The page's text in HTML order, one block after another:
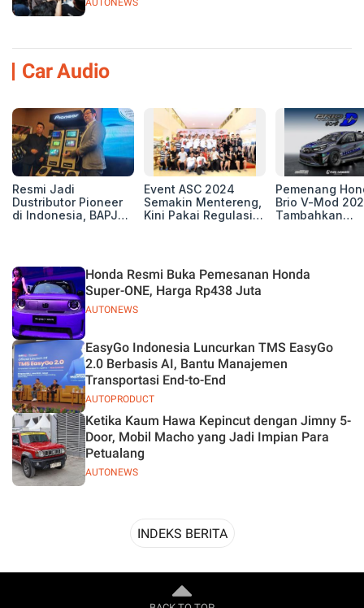
AUTONEWS
Car Audio
Resmi Jadi
Dustributor Pioneer
di Indonesia, BAPJ
Event ASC 2024
Semakin Mentereng,
Kini Pakai Regulasi
Pemenang
Brio V-Mod
Tambahkan
AUTONEWS
Honda Resmi Buka Pemesanan Honda
Super-ONE, Harga Rp438 Juta
AUTOPRODUCT
EasyGo Indonesia Luncurkan TMS EasyGo
2.0 Berbasis AI, Bantu Manajemen
Transportasi End-to-End
AUTONEWS
Ketika Kaum Hawa Kepincut dengan Jimny 5-
Door, Mobil Macho yang Jadi Impian Para
Petualang
INDEKS BERITA